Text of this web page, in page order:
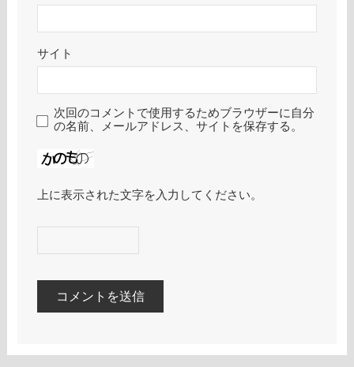
サイト
次回のコメントで使用するためブラウザーに自分
の名前、メールアドレス、サイトを保存する。
上に表示された文字を入力してください。